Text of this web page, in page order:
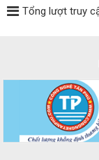
Tổng lượt truy